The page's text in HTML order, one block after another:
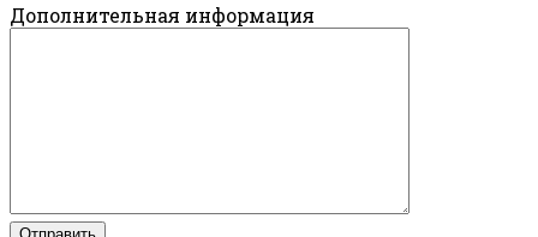
Дополнительная информация